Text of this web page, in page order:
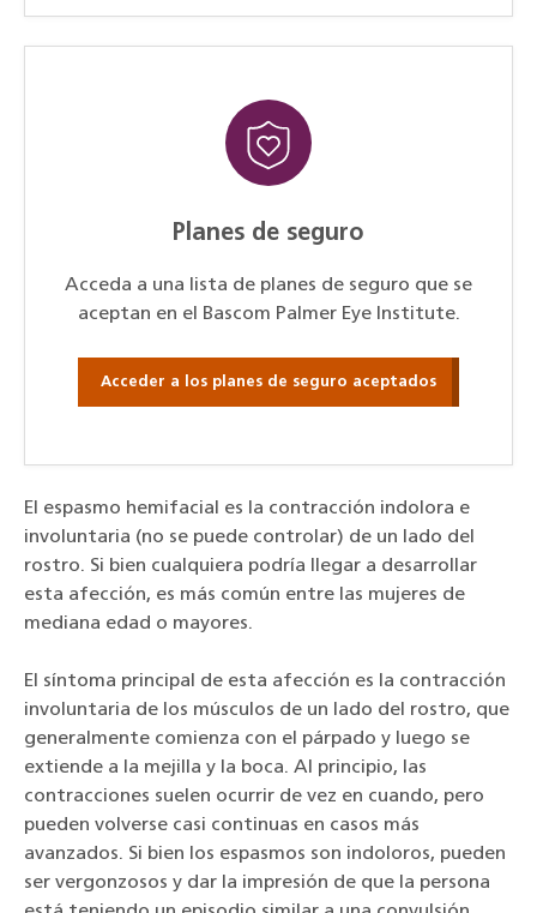
Planes de seguro
Acceda a una lista de planes de seguro que se
aceptan en el Bascom Palmer Eye Institute.
Acceder a los planes de seguro aceptados
El espasmo hemifacial es la contracción indolora e
involuntaria (no se puede controlar) de un lado del
rostro. Si bien cualquiera podría llegar a desarrollar
esta afección, es más común entre las mujeres de
mediana edad o mayores.
El síntoma principal de esta afección es la contracción
involuntaria de los músculos de un lado del rostro, que
generalmente comienza con el párpado y luego se
extiende a la mejilla y la boca. Al principio, las
contracciones suelen ocurrir de vez en cuando, pero
pueden volverse casi continuas en casos más
avanzados. Si bien los espasmos son indoloros, pueden
ser vergonzosos y dar la impresión de que la persona